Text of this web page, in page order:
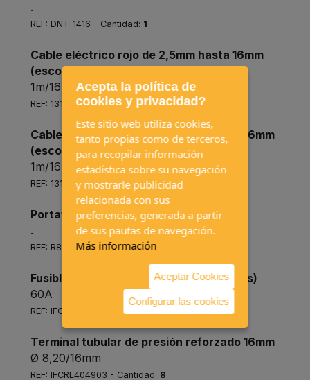
.
REF: DNT-1416 - Cantidad: 1
Cable eléctrico rojo de 2,5mm hasta 16mm
(escoger sección)
1m/16mm
REF: 131R016.R100-16mm - Cantidad:3
Cable eléctrico negro de 2,5mm hasta 16mm
(escoger sección)
1m/16mm
REF: 131N016.R100-16mm - Cantidad:
Portafusibles MIDI de lamina
.
REF: R81027 - Cantidad:2
Fusible MIDI de lamina (varios amperajes)
60A
REF: IFCRL420660 - Cantidad:
Terminal tubular de presión reforzado 16mm
Ø 8,20/16mm
REF: IFCRL404903 - Cantidad: 8
Acepta la política de
cookies y privacidad?
Este sitio web utiliza cookies,
tanto propias como de terceros,
para recopilar información
estadística sobre su navegación
y mostrarle publicidad
relacionada con sus
preferencias, generada a partir
de sus pautas de navegación.
Más información
Aceptar Cookies
Configurar las cookies